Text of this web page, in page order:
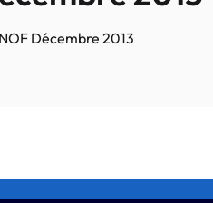
Décembre 2013